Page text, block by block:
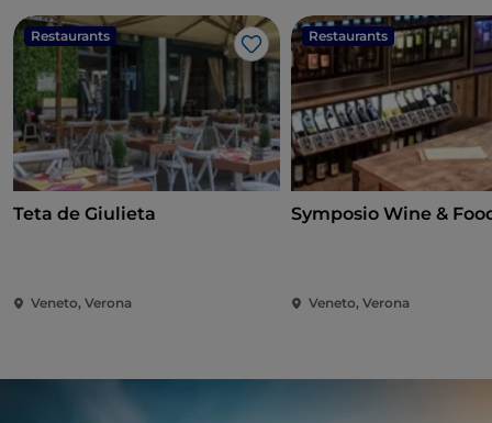
Restaurants
Like
Teta de Giulieta
Veneto, Verona
Restaurants
Symposio Wine &
Veneto, Verona